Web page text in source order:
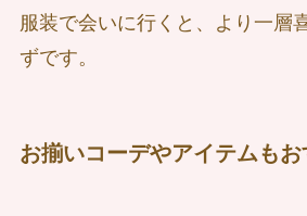
服装で会いに行くと、より一層
ずです。
お揃いコーデやアイテムも